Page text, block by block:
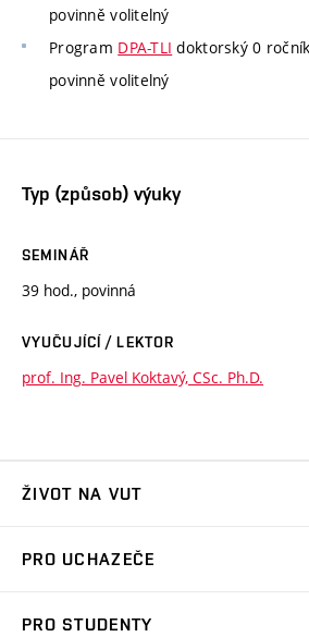
povinně volitelný
Program DPA-TLI doktorský 0
povinně volitelný
Typ (způsob) výuky
SEMINÁŘ
39 hod., povinná
VYUČUJÍCÍ / LEKTOR
prof. Ing. Pavel Koktavý, CSc. Ph.D.
ŽIVOT NA VUT
Koleje
PRO UCHAZEČE
PRO STUDENTY